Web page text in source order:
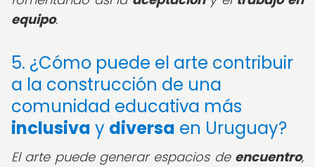
equipo.
5. ¿Cómo puede el arte contribuir
a la construcción de una
comunidad educativa más
inclusiva y diversa en Uruguay?
El arte puede generar espacios de encuentro,